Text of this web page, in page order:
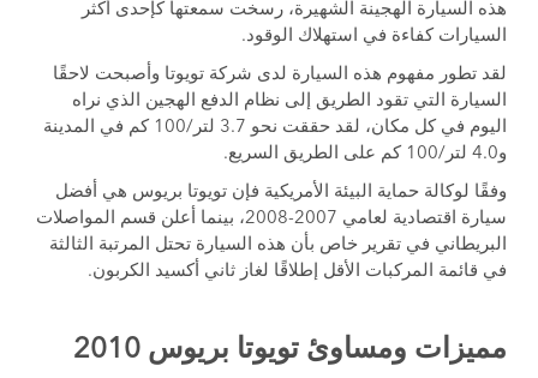
هذه السيارة الهجينة الشهيرة، رسخت سمعتها كإحدى أكثر
السيارات كفاءة في استهلاك الوقود.
لقد تطور مفهوم هذه السيارة لدى شركة تويوتا وأصبحت لاحقًا
السيارة التي تقود الطريق إلى نظام الدفع الهجين الذي نراه
اليوم في كل مكان، لقد حققت نحو 3.7 لتر/100 كم في المدينة
و4.0 لتر/100 كم على الطريق السريع.
وفقًا لوكالة حماية البيئة الأمريكية فإن تويوتا بريوس هي أفضل
سيارة اقتصادية لعامي 2007-2008، بينما أعلن قسم المواصلات
البريطاني في تقرير خاص بأن هذه السيارة تحتل المرتبة الثالثة
في قائمة المركبات الأقل إطلاقًا لغاز ثاني أكسيد الكربون.
مميزات ومساوئ تويوتا بريوس 2010